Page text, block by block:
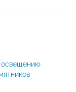
освещению